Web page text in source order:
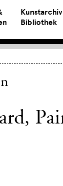
Bibliothek